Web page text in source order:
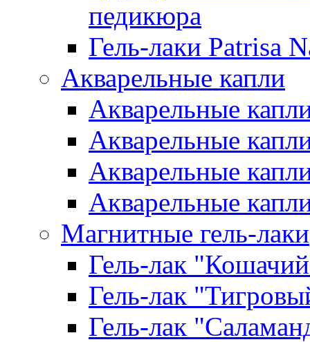
педикюра
Гель-лаки Patrisa
Акварельные капли
Акварельные
Акварельные
Акварельные
Акварельные
Магнитные гель-лаки
Гель-лак
Гель-лак
Гель-лак